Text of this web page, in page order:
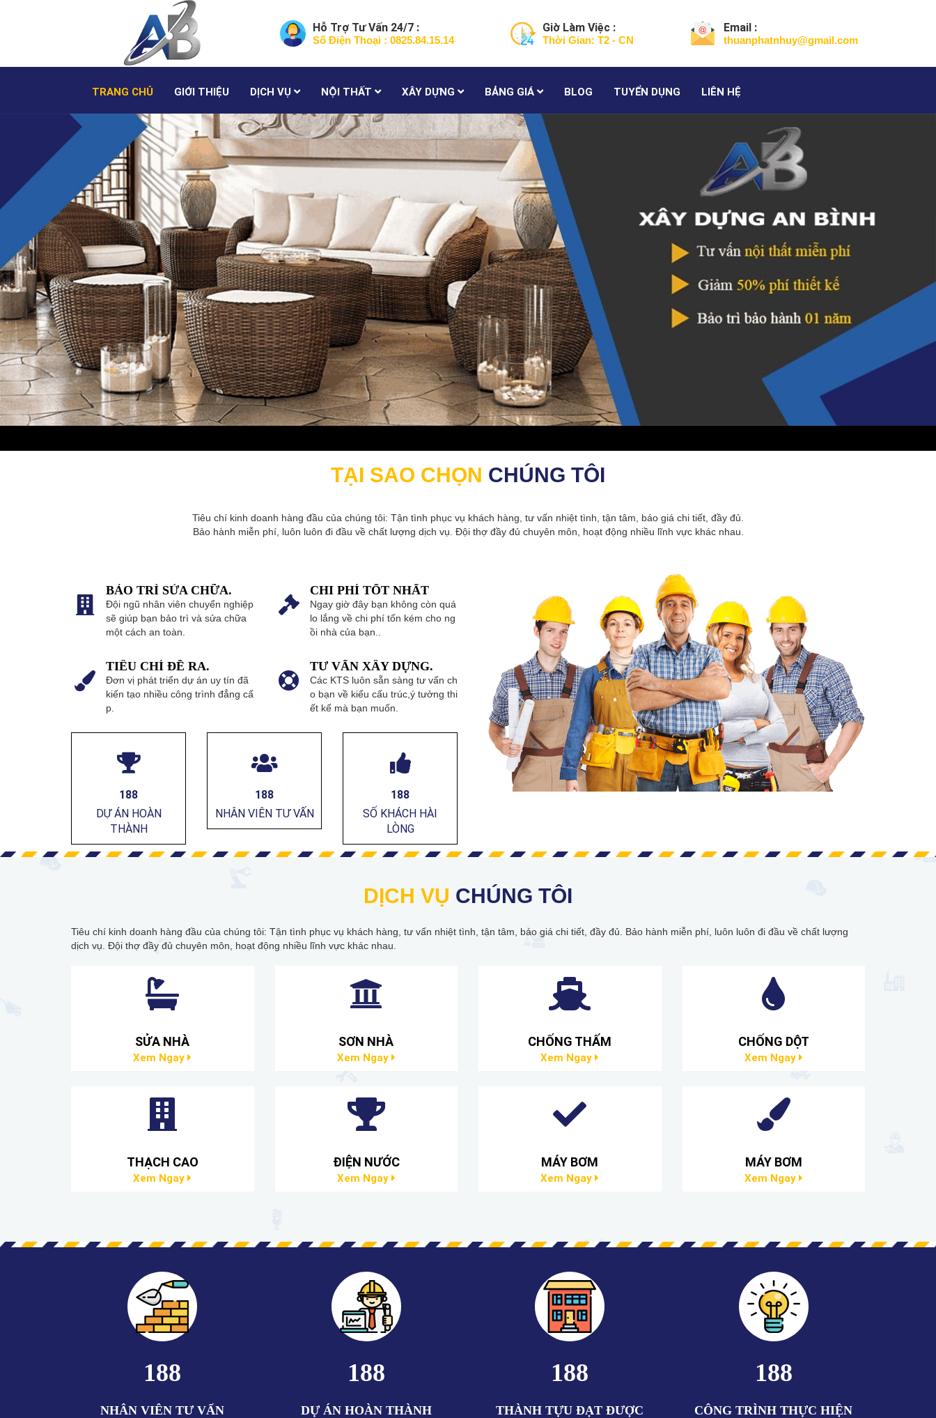
Hỗ Trợ Tư Vấn 24/7 :
Số Điện Thoại : 0825.84.15.14
Giờ Làm Việc :
Thời Gian: T2 - CN
Email :
thuanphatnhuy@gmail.com
TRANG CHỦ GIỚI THIỆU DỊCH VỤ NỘI THẤT XÂY DỰNG BẢNG GIÁ BLOG TUYỂN DỤNG LIÊN HỆ
TẠI SAO CHỌN CHÚNG TÔI
Tiêu chí kinh doanh hàng đầu của chúng tôi: Tận tình phục vụ khách hàng, tư vấn nhiệt tình, tận tâm, báo giá chi tiết, đầy đủ.
Bảo hành miễn phí, luôn luôn đi đầu về chất lượng dịch vụ. Đội thợ đầy đủ chuyên môn, hoạt động nhiều lĩnh vực khác nhau.
BẢO TRÌ SỬA CHỮA.
Đội ngũ nhân viên chuyển nghiệp
sẽ giúp bạn bảo trì và sửa chữa
một cách an toàn.
CHI PHÍ TỐT NHẤT
Ngay giờ đây bạn không còn quá
lo lắng về chi phí tốn kém cho ng
ồi nhà của bạn..
TIÊU CHÍ ĐỀ RA.
Đơn vị phát triển dự án uy tín đã
kiến tạo nhiều công trình đẳng cấ
p.
TƯ VẤN XÂY DỰNG.
Các KTS luôn sẵn sàng tư vấn ch
o bạn về kiểu cấu trúc,ý tưởng thi
ết kế mà bạn muốn.
216
DỰ ÁN HOÀN
THÀNH
216
NHÂN VIÊN TƯ VẤN
216
SỐ KHÁCH HÀI
LÒNG
DỊCH VỤ CHÚNG TÔI
Tiêu chí kinh doanh hàng đầu của chúng tôi: Tận tình phục vụ khách hàng, tư vấn nhiệt tình, tận tâm, báo giá chi tiết, đầy đủ. Bảo hành miễn phí, luôn luôn đi đầu về chất lượng
dịch vụ. Đội thợ đầy đủ chuyên môn, hoạt động nhiều lĩnh vực khác nhau.
SỬA NHÀ
Xem Ngay
SƠN NHÀ
Xem Ngay
CHỐNG THẤM
Xem Ngay
CHỐNG DỘT
Xem Ngay
THẠCH CAO
Xem Ngay
ĐIỆN NƯỚC
Xem Ngay
MÁY BƠM
Xem Ngay
MÁY BƠM
Xem Ngay
216
NHÂN VIÊN TƯ VẤN
216
DỰ ÁN HOÀN THÀNH
216
THÀNH TỰU ĐẠT ĐƯỢC
216
CÔNG TRÌNH THỰC HIỆN